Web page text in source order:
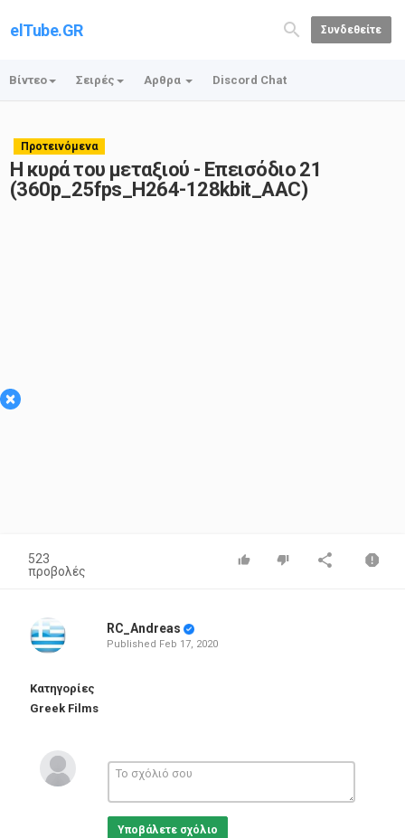
elTube.GR Συνδεθείτε
Βίντεο Σειρές Αρθρα Discord Chat
Προτεινόμενα
Η κυρά του μεταξιού - Επεισόδιο 21
(360p_25fps_H264-128kbit_AAC)
×
523
προβολές
RC_Andreas
Published Feb 17, 2020
Κατηγορίες
Greek Films
Υποβάλετε σχόλιο